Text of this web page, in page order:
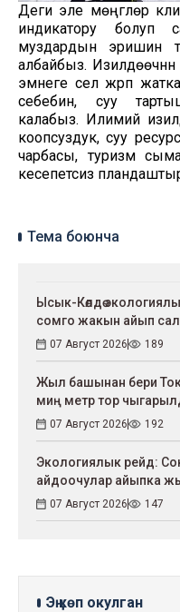
Деги эле мөңгүлөр
индикатору болуп
муздардын эришин
албайбыз.
эмнеге сел жүрүп
себебин, суу
калабыз. Илимий
коопсуздук, суу
чарбасы, туризм
кесепетсиз
Тема боюнча
Ысык-Көлдө
сомго жакын айып
07 Август 2026 189
Жыл башынан бери
миң метр тор
07 Август 2026 192
Экологиялык рейд:
айдоочулар айыпка
07 Август 2026 147
Эң көп окулган